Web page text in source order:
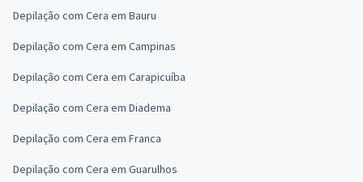
Depilação com Cera em Bauru
Depilação com Cera em Campinas
Depilação com Cera em Carapicuíba
Depilação com Cera em Diadema
Depilação com Cera em Franca
Depilação com Cera em Guarulhos